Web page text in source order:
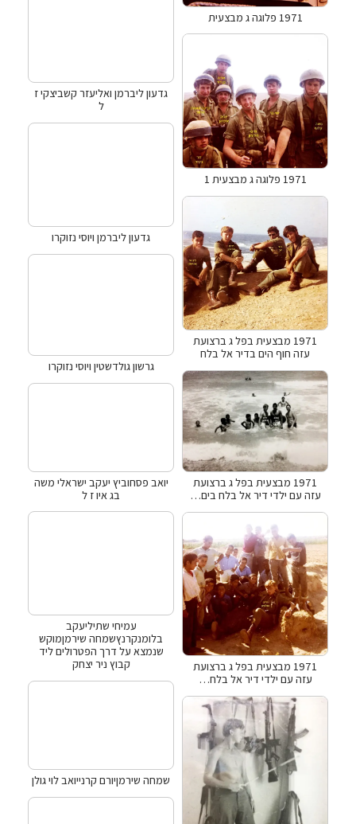
1971 פלוגה ג מבצעית
1971 פלוגה ג מבצעית 1
1971 מבצעית בפל ג ברצועת
עזה חוף הים בדיר אל בלח
1971 מבצעית בפל ג ברצועת
עזה עם ילדי דיר אל בלח בים…
1971 מבצעית בפל ג ברצועת
עזה עם ילדי דיר אל בלח…
גדעון ליברמן ואליעזר קשביצקי ז
ל
גדעון ליברמן ויוסי נזוקרו
גרשון גולדשטין ויוסי נזוקרו
יואב פסחוביץ יעקב ישראלי משה
בג איו ז ל
עמיחי שתיליעקב
בלומנקרנץשמחה שירמןמוקש
שנמצא על דרך הפטרולים ליד
קבוץ ניר יצחק
שמחה שירמןיורם קרנייואב לוי גולן